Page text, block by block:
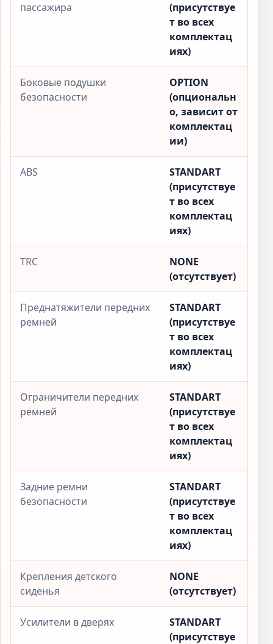
пассажира
(присутствуе
т во всех
комплектац
иях)
Боковые подушки
безопасности
OPTION
(опциональн
о, зависит от
комплектац
ии)
ABS
STANDART
(присутствуе
т во всех
комплектац
иях)
TRC
NONE
(отсутствует)
Преднатяжители передних
ремней
STANDART
(присутствуе
т во всех
комплектац
иях)
Ограничители передних
ремней
STANDART
(присутствуе
т во всех
комплектац
иях)
Задние ремни
безопасности
STANDART
(присутствуе
т во всех
комплектац
иях)
Крепления детского
сиденья
NONE
(отсутствует)
Усилители в дверях
STANDART
(присутствуе